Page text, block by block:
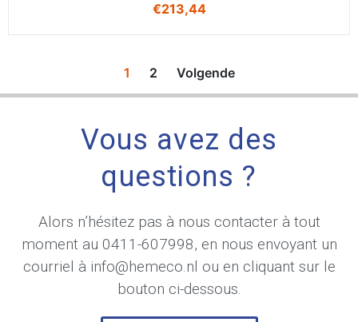
€213,44
1 2 Volgende
Vous avez des
questions ?
Alors n’hésitez pas à nous contacter à tout
moment au 0411-607998, en nous envoyant un
courriel à info@hemeco.nl ou en cliquant sur le
bouton ci-dessous.